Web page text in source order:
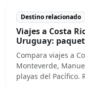
Destino relacionado
Viajes a Costa
Uruguay:
Compara viajes a
Monteverde,
playas del Pacífico.